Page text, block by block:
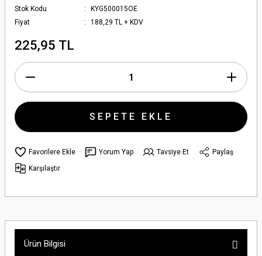
Stok Kodu
KYG500015OE
Fiyat
188,29 TL + KDV
225,95 TL
SEPETE EKLE
Yorum Yap Tavsiye Et
Paylaş
Karşılaştır
Ürün Bilgisi